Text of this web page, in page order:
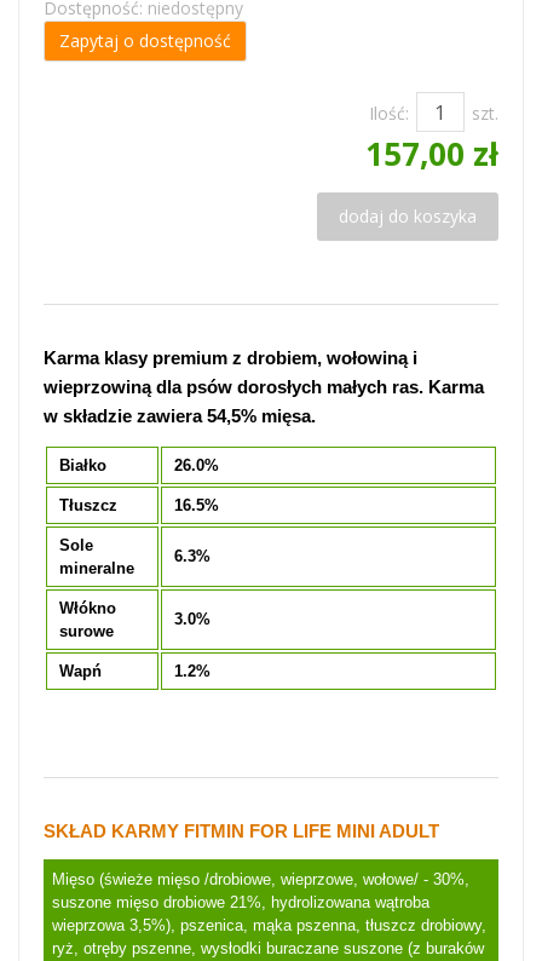
Dostępność: niedostępny
Zapytaj o dostępność
Ilość: szt.
157,00 zł
dodaj do koszyka
Karma klasy premium z drobiem, wołowiną i
wieprzowiną dla psów dorosłych małych ras. Karma
w składzie zawiera 54,5% mięsa.
Białko 26.0%
Tłuszcz 16.5%
Sole
mineralne
6.3%
Włókno
surowe
3.0%
Wapń 1.2%
SKŁAD KARMY FITMIN FOR LIFE MINI ADULT
Mięso (świeże mięso /drobiowe, wieprzowe, wołowe/ - 30%,
suszone mięso drobiowe 21%, hydrolizowana wątroba
wieprzowa 3,5%), pszenica, mąka pszenna, tłuszcz drobiowy,
ryż, otręby pszenne, wysłodki buraczane suszone (z buraków